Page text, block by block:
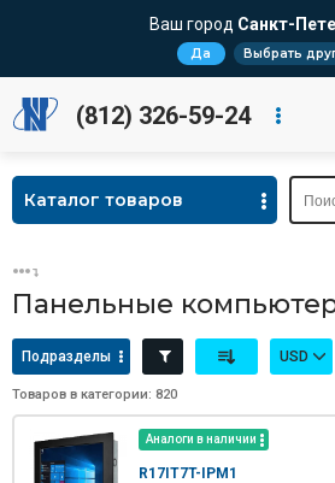
Ваш город Санкт-
Да Выбрать
(812) 326-59-24
Каталог товаров
Панельные
Подразделы USD
Товаров в категории: 820
Аналоги в наличии
R17IT7T-IPM1